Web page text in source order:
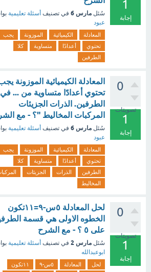
1
إجابة
سُئل مارس 6 في تصنيف أسئلة تعليمية
عبود
المعادلة الكيميائية الموزونة
يجب
تحتوي
أعدادًا متساوية
كلا
الطرفين
0
تصويتات
1
إجابة
المعادلة الكيميائية الموزونة
تحتوي أعدادًا متساوية من ... في
الطرفين. الذرات الجزيئات
المركبات المخاليط "؟ - مع
سُئل مارس 6 في تصنيف أسئلة تعليمية
عبود
المعادلة الكيميائية الموزونة
يجب
تحتوي
أعدادًا متساوية
كلا
الطرفين
الذرات الجزيئات
المخاليط
0
تصويتات
1
إجابة
لحل المعادلة ٥س-٩=١١تكون
الخطوه الاولى هي قسمة
على ٥ ؟ - مع الشرح
سُئل مارس 2 في تصنيف أسئلة تعليمية
ابوعبدالله
لحل المعادلة ٥س-٩
١١تكون